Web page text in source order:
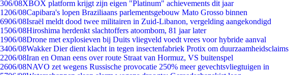
306/08XBOX platform krijgt zijn eigen "Platinum" achievements dit jaar
1206/08Capibara's lopen Braziliaans parlementsgebouw Mato Grosso binnen
6906/08Israël meldt dood twee militairen in Zuid-Libanon, vergelding aangekondigd
1506/08Hiroshima herdenkt slachtoffers atoombom, 81 jaar later
1906/08Drone met explosieven bij Duits vliegveld voedt vrees voor hybride aanval
3406/08Wakker Dier dient klacht in tegen insectenfabriek Protix om duurzaamheidsclaims
2206/08Iran en Oman eens over route Straat van Hormuz, VS buitenspel
2606/08NAVO zet wegens Russische provocatie 250% meer gevechtsvliegtuigen in